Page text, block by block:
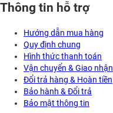
Thông tin hỗ trợ
Hướng dẫn mua hàng
Quy định chung
Hình thức thanh toán
Vận chuyển & Giao nhận
Đổi trả hàng & Hoàn tiền
Bảo hành & Đổi trả
Bảo mật thông tin